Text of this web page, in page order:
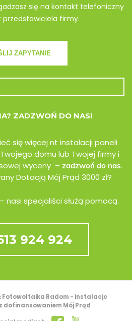
się na kontakt telefoniczny
firmy.
ZADZWOŃ DO NAS!
się więcej nt instalacji paneli
domu lub Twojej firmy i
wyceny – zadzwoń do nas.
Dotacją Mój Prąd 3000 zł?
nasi specjaliści służą pomocą.
924 924
Fotowoltaika Radom - instalacje
Mój Prąd